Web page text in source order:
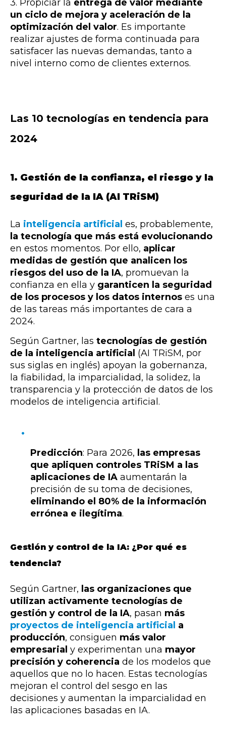
3. Propiciar la entrega de valor mediante
un ciclo de mejora y aceleración de la
optimización del valor. Es importante
realizar ajustes de forma continuada para
satisfacer las nuevas demandas, tanto a
nivel interno como de clientes externos.
Las 10 tecnologías en tendencia para
2024
1. Gestión de la confianza, el riesgo y la
seguridad de la IA (AI TRiSM)
La inteligencia artificial es, probablemente,
la tecnología que más está evolucionando
en estos momentos. Por ello, aplicar
medidas de gestión que analicen los
riesgos del uso de la IA, promuevan la
confianza en ella y garanticen la seguridad
de los procesos y los datos internos es una
de las tareas más importantes de cara a
2024.
Según Gartner, las tecnologías de gestión
de la inteligencia artificial (AI TRiSM, por
sus siglas en inglés) apoyan la gobernanza,
la fiabilidad, la imparcialidad, la solidez, la
transparencia y la protección de datos de los
modelos de inteligencia artificial.
Predicción: Para 2026, las empresas
que apliquen controles TRiSM a las
aplicaciones de IA aumentarán la
precisión de su toma de decisiones,
eliminando el 80% de la información
errónea e ilegítima.
Gestión y control de la IA: ¿Por qué es
tendencia?
Según Gartner, las organizaciones que
utilizan activamente tecnologías de
gestión y control de la IA, pasan más
proyectos de inteligencia artificial a
producción, consiguen más valor
empresarial y experimentan una mayor
precisión y coherencia de los modelos que
aquellos que no lo hacen. Estas tecnologías
mejoran el control del sesgo en las
decisiones y aumentan la imparcialidad en
las aplicaciones basadas en IA.